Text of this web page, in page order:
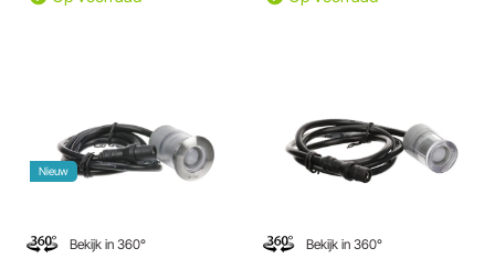
Bekijk in 360°
Nieuw
Bekijk in 360°